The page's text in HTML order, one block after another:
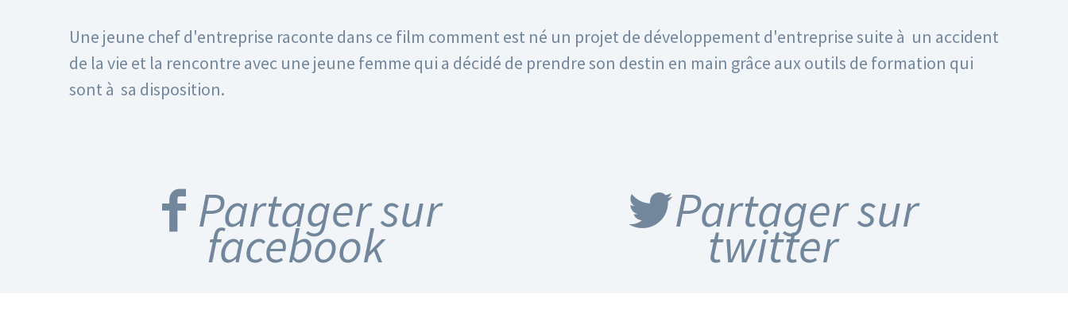
Une jeune chef d'entreprise raconte dans ce film comment est né un projet de développement d'entreprise suite à un accident
de la vie et la rencontre avec une jeune femme qui a décidé de prendre son destin en main grâce aux outils de formation qui
sont à sa disposition.
Partager sur
facebook
Partager sur
twitter